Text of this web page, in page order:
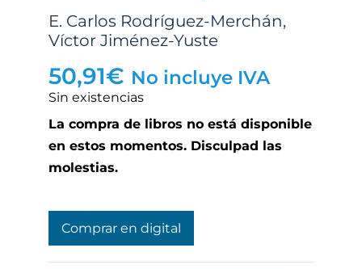
E. Carlos Rodríguez-Merchán,
Víctor Jiménez-Yuste
50,91€ No incluye IVA
Sin existencias
La compra de libros no está disponible
en estos momentos. Disculpad las
molestias.
Comprar en digital